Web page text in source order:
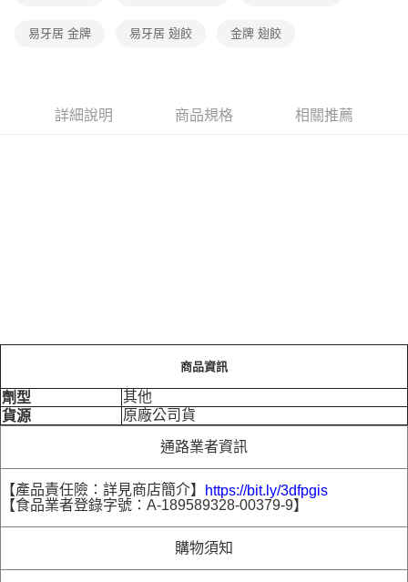
易牙居 金牌 易牙居 翅餃 金牌 翅餃
詳細說明 商品規格 相關推薦
商品資訊
劑型
其他
貨源
原廠公司貨
通路業者資訊
【產品責任險：詳見商店簡介】
https://bit.ly/3dfpgis
【食品業者登錄字號：A-189589328-00379-9】
購物須知